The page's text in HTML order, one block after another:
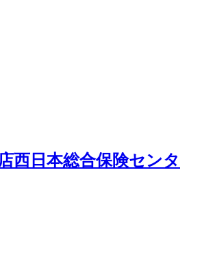
西日本総合保険センタ